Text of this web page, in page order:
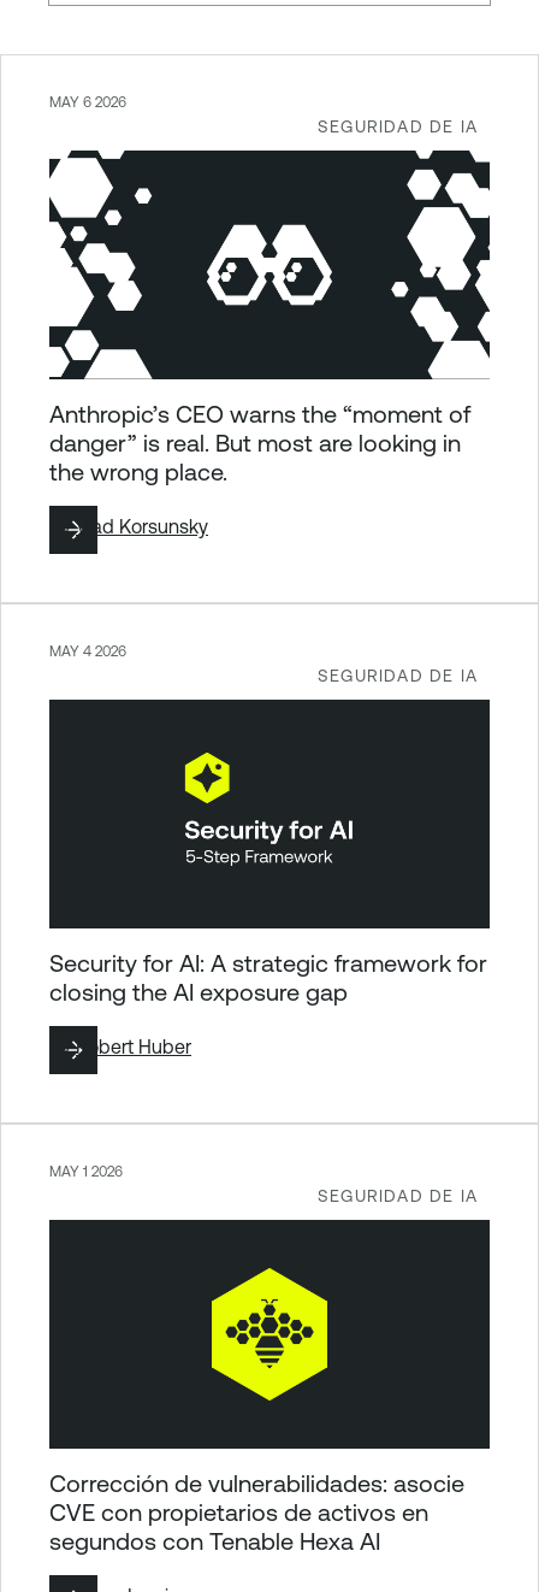
SEGURIDAD DE IA
MAY 6 2026
Anthropic’s CEO warns the “moment of
danger” is real. But most are looking in
the wrong place.
ByVlad Korsunsky
SEGURIDAD DE IA
MAY 4 2026
Security for AI: A strategic framework for
closing the AI exposure gap
ByRobert Huber
SEGURIDAD DE IA
MAY 1 2026
Corrección de vulnerabilidades: asocie
CVE con propietarios de activos en
segundos con Tenable Hexa AI